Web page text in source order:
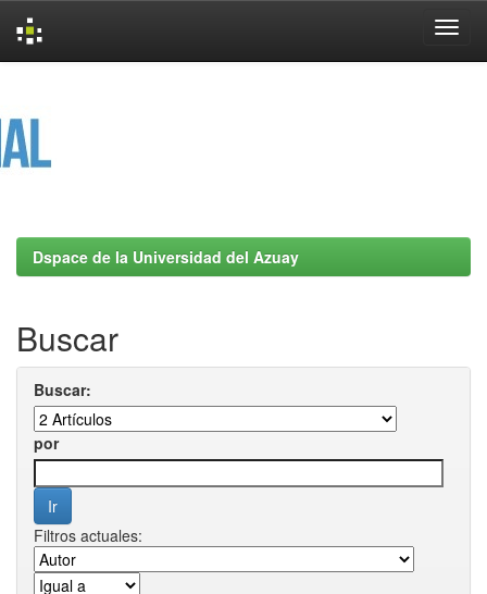
Dspace de la Universidad del Azuay
Buscar
Buscar:
por
Filtros actuales: